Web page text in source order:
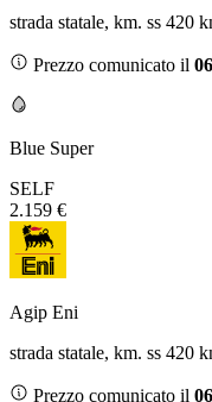
strada statale, km. ss 420
Prezzo comunicato il
Blue Super
SELF
2.159 €
Agip Eni
strada statale, km. ss 420
Prezzo comunicato il